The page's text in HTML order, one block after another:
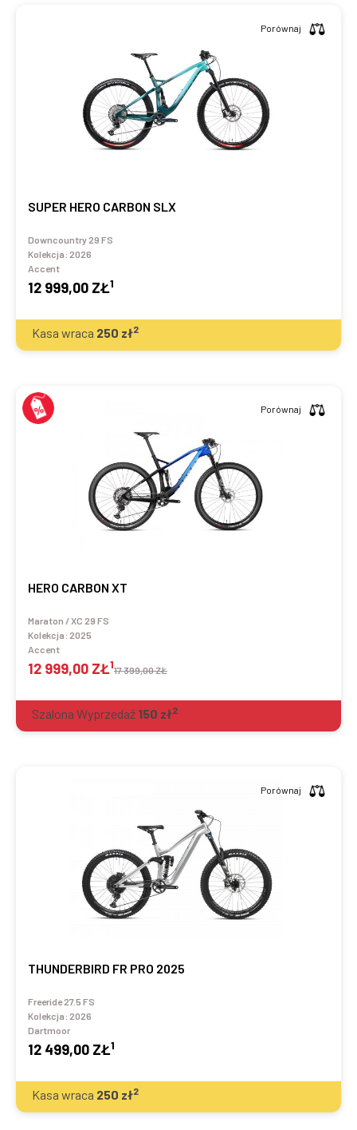
SUPER HERO CARBON SLX
Downcountry 29 FS
Kolekcja: 2026
Accent
12 999,00 ZŁ1
Porównaj
Kasa wraca 250 zł2
HERO CARBON XT
Maraton / XC 29 FS
Kolekcja: 2025
Accent
12 999,00 ZŁ117 399,00 ZŁ
Porównaj
Szalona Wyprzedaż 150 zł2
THUNDERBIRD FR PRO 2025
Freeride 27.5 FS
Kolekcja: 2026
Dartmoor
12 499,00 ZŁ1
Porównaj
Kasa wraca 250 zł2